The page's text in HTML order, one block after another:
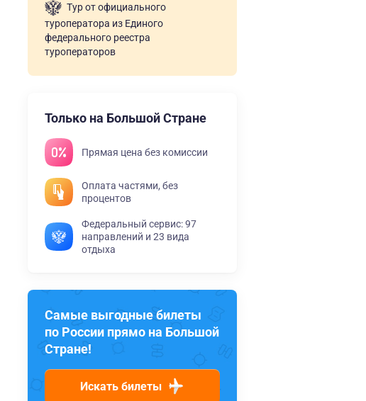
Тур от официального
туроператора из Единого
федерального реестра
туроператоров
Только на Большой Стране
Прямая цена без комиссии
Оплата частями, без
процентов
Федеральный сервис: 97
направлений и 23 вида
отдыха
Самые выгодные билеты
по России прямо на Большой
Стране!
Искать билеты